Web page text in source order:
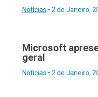
Notícias • 2 de Janeiro,
Microsoft
geral
Notícias • 2 de Janeiro,